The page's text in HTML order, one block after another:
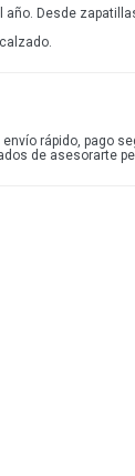
año. Desde
rápido, pago
de asesorarte